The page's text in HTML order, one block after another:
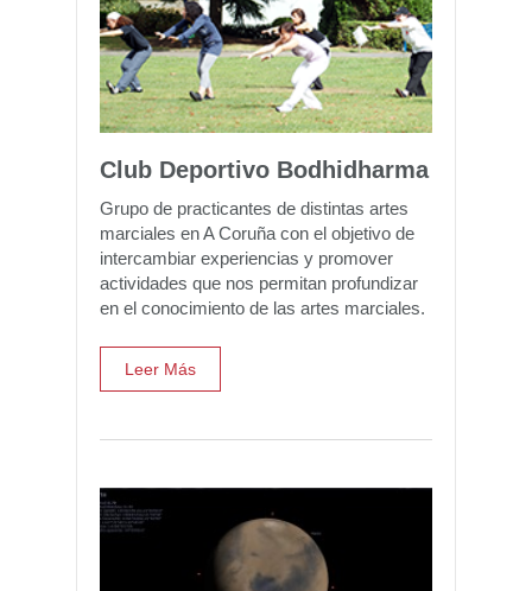
Club Deportivo Bodhidharma
Grupo de practicantes de distintas artes
marciales en A Coruña con el objetivo de
intercambiar experiencias y promover
actividades que nos permitan profundizar
en el conocimiento de las artes marciales.
Leer Más